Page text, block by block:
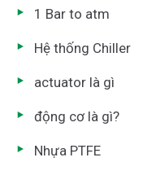
1 Bar to atm
Hệ thống Chiller
actuator là gì
động cơ là gì?
Nhựa PTFE